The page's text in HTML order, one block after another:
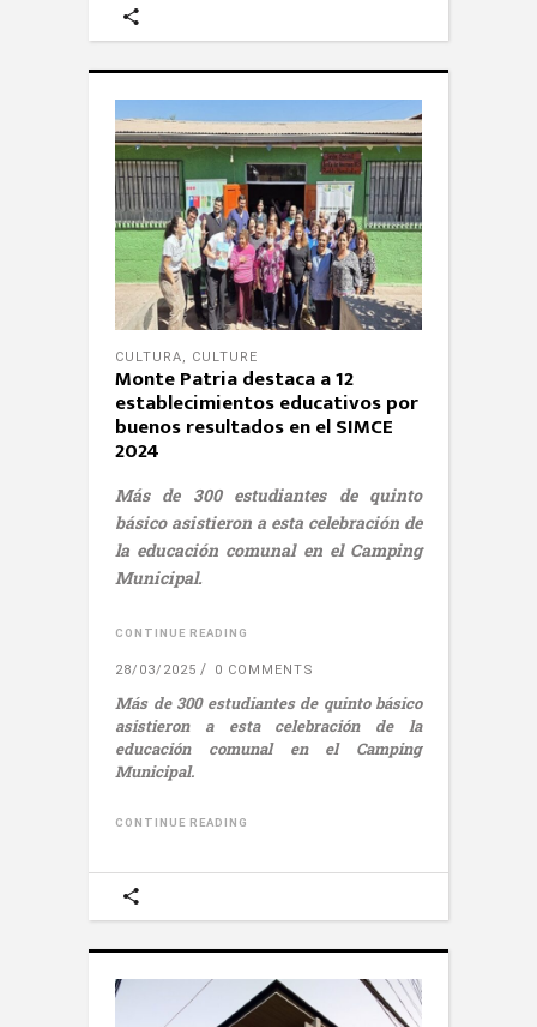
CULTURA, CULTURE
Monte Patria destaca a 12
establecimientos educativos por
buenos resultados en el SIMCE
2024
Más de 300 estudiantes de quinto
básico asistieron a esta celebración de
la educación comunal en el Camping
Municipal.
CONTINUE READING
28/03/2025 0 COMMENTS
Más de 300 estudiantes de quinto básico
asistieron a esta celebración de la
educación comunal en el Camping
Municipal.
CONTINUE READING